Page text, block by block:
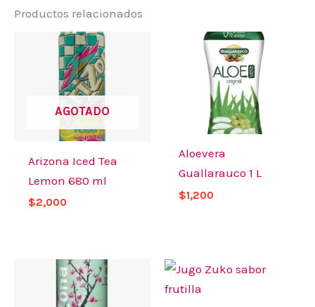
Productos relacionados
AGOTADO
Arizona Iced Tea
Lemon 680 ml
$2,000
Aloevera
Guallarauco 1 L
$1,200